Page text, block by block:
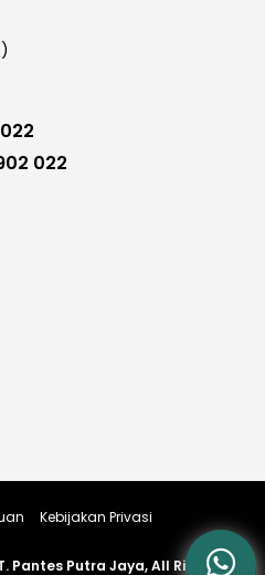
022
Pantes Putra Jaya, All Rights
Kebijakan Privasi